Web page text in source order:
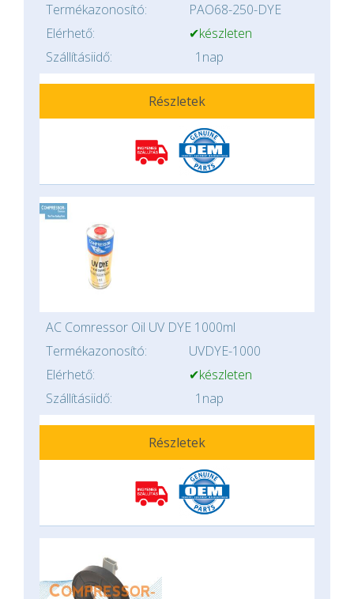
Termékazonosító:
PAO68-250-DYE
Elérhető:
✔készleten
Szállításiidő:
1nap
Részletek
AC Comressor Oil UV DYE 1000ml
Termékazonosító:
UVDYE-1000
Elérhető:
✔készleten
Szállításiidő:
1nap
Részletek